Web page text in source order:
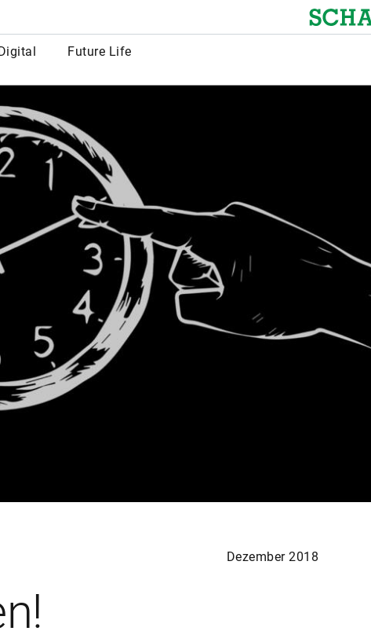
Schaeffler
Future Life
Dezember 2018